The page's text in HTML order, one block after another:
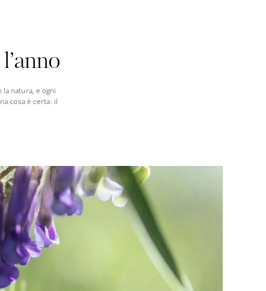
natura, e ogni
cosa è certa: il